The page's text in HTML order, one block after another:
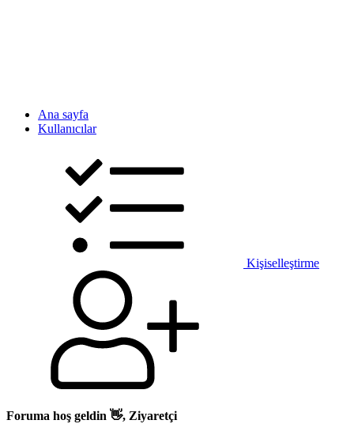
Ana sayfa
Kullanıcılar
Kişiselleştirme
Foruma hoş geldin 👋, Ziyaretçi